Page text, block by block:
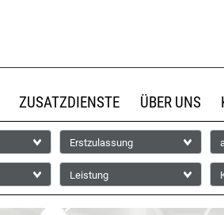
ZUSATZDIENSTE ÜBER UNS